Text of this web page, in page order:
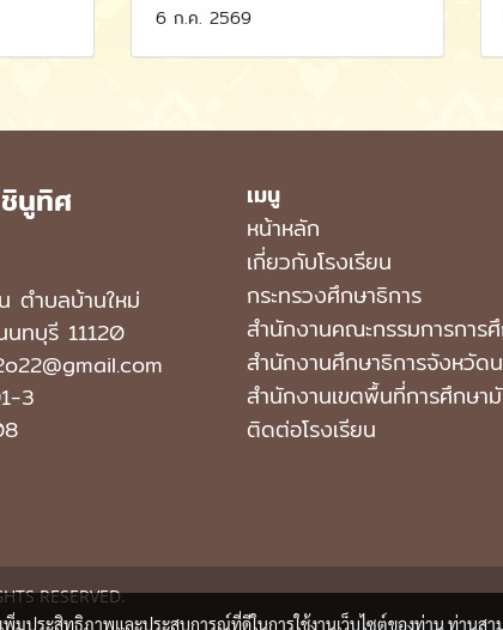
6 ก.ค. 2569
นูทิศ
ตำบลบ้านใหม่
ทบุรี 11120
3
เมนู
หน้าหลัก
เกี่ยวกับโรงเรียน
กระทรวงศึกษาธิการ
สำนักงานคณะกรรมการการ
สำนักงานศึกษาธิการจังหวัด
สํานักงานเขตพื้นที่การศึกษ
ติดต่อโรงเรียน
RESERVED.
พิ่มประสิทธิภาพและประสบการณ์ที่ดีในการใช้งานเว็บไซต์ของท่าน ท่านสา